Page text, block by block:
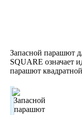
Запасной парашют
SQUARE означает
парашют